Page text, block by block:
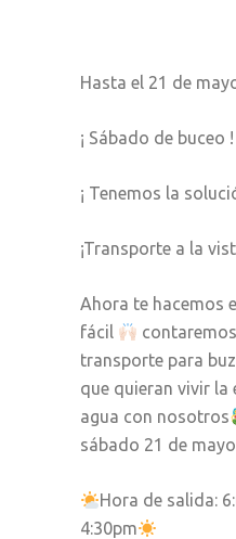
Hasta el 21 de
¡ Sábado de buceo !
¡ Tenemos la
¡Transporte a la
Ahora te hacemos
fácil
transporte para
que quieran vivir la
agua con nosotros
sábado 21 de
Hora de salida:
4:30pm⁣